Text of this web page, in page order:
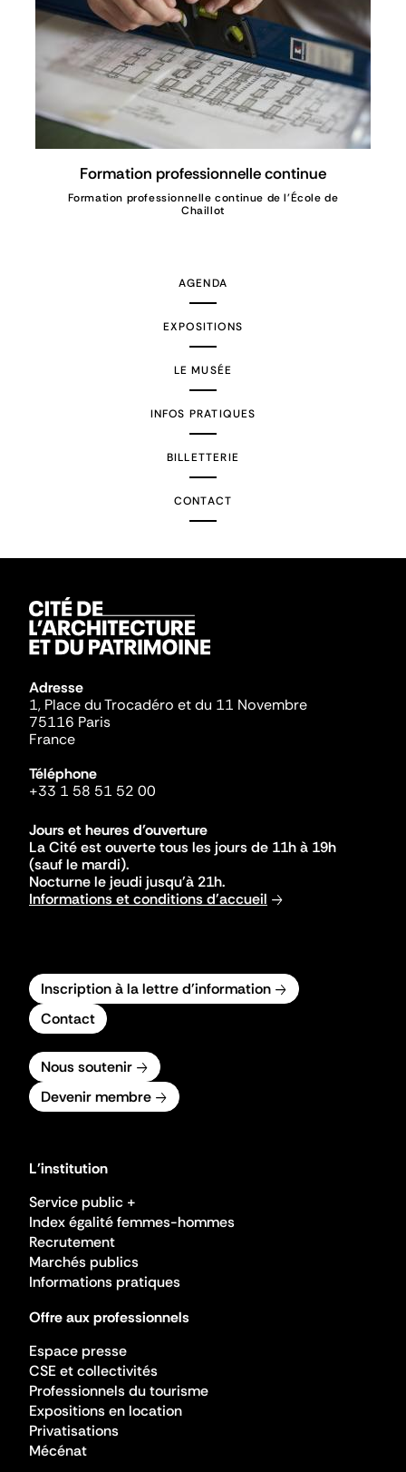
Formation professionnelle continue
Formation professionnelle continue de l'École de
Chaillot
AGENDA
EXPOSITIONS
LE MUSÉE
INFOS PRATIQUES
BILLETTERIE
CONTACT
Adresse
1, Place du Trocadéro et du 11 Novembre
75116 Paris
France
Téléphone
+33 1 58 51 52 00
Jours et heures d'ouverture
La Cité est ouverte tous les jours de 11h à 19h
(sauf le mardi).
Nocturne le jeudi jusqu'à 21h.
Informations et conditions d'accueil
Inscription à la lettre d'information
Contact
Nous soutenir
Devenir membre
L'institution
Service public +
Index égalité femmes-hommes
Recrutement
Marchés publics
Informations pratiques
Offre aux professionnels
Espace presse
CSE et collectivités
Professionnels du tourisme
Expositions en location
Privatisations
Mécénat